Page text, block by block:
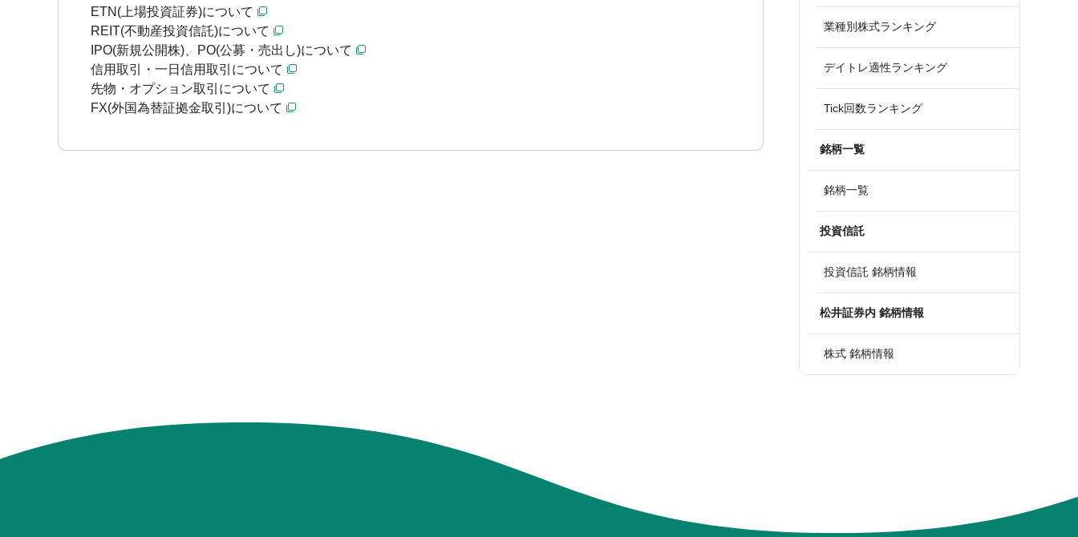
ETN(上場投資証券)について
REIT(不動産投資信託)について
IPO(新規公開株)、PO(公募・売出し)について
信用取引・一日信用取引について
先物・オプション取引について
FX(外国為替証拠金取引)について
業種別株式ランキング
デイトレ適性ランキング
Tick回数ランキング
銘柄一覧
銘柄一覧
投資信託
投資信託 銘柄情報
松井証券内 銘柄情報
株式 銘柄情報